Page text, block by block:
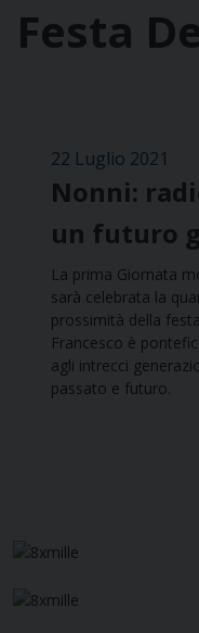
Festa
22 Luglio 2021
Nonni:
un futuro
La prima Giornata
sarà celebrata la
prossimità della
Francesco è
agli intrecci
passato e futuro.